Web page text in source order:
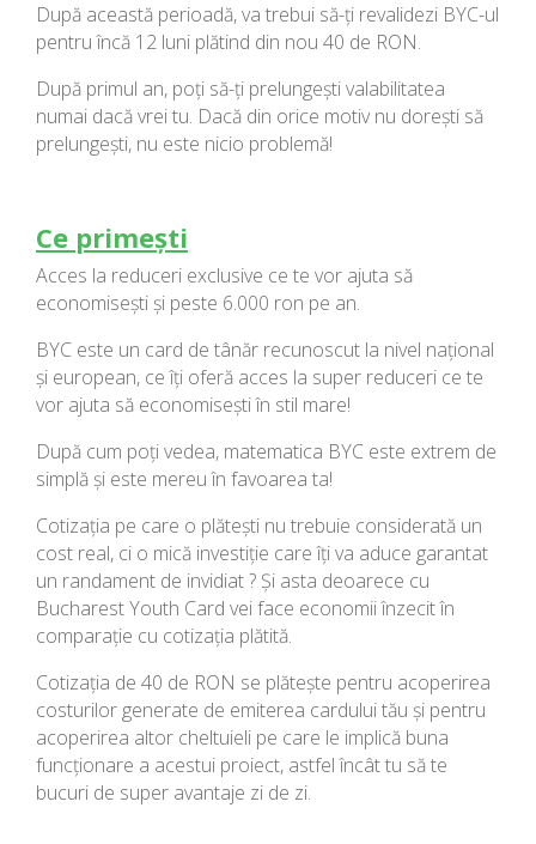
După această perioadă, va trebui să-ți revalidezi BYC-ul
pentru încă 12 luni plătind din nou 40 de RON.
După primul an, poți să-ți prelungești valabilitatea
numai dacă vrei tu. Dacă din orice motiv nu dorești să
prelungești, nu este nicio problemă!
Ce primești
Acces la reduceri exclusive ce te vor ajuta să
economisești și peste 6.000 ron pe an.
BYC este un card de tânăr recunoscut la nivel național
și european, ce îți oferă acces la super reduceri ce te
vor ajuta să economisești în stil mare!
După cum poți vedea, matematica BYC este extrem de
simplă și este mereu în favoarea ta!
Cotizația pe care o plătești nu trebuie considerată un
cost real, ci o mică investiție care îți va aduce garantat
un randament de invidiat ? Și asta deoarece cu
Bucharest Youth Card vei face economii înzecit în
comparație cu cotizația plătită.
Cotizația de 40 de RON se plătește pentru acoperirea
costurilor generate de emiterea cardului tău și pentru
acoperirea altor cheltuieli pe care le implică buna
funcționare a acestui proiect, astfel încât tu să te
bucuri de super avantaje zi de zi.